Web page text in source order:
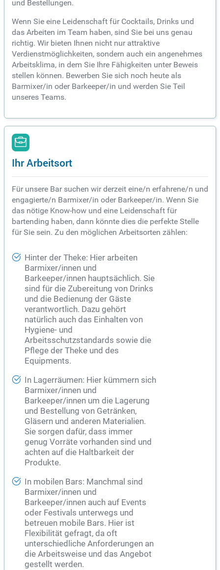
und Bestellungen.
Wenn Sie eine Leidenschaft für Cocktails, Drinks und
das Arbeiten im Team haben, sind Sie bei uns genau
richtig. Wir bieten Ihnen nicht nur attraktive
Verdienstmöglichkeiten, sondern auch ein angenehmes
Arbeitsklima, in dem Sie Ihre Fähigkeiten unter Beweis
stellen können. Bewerben Sie sich noch heute als
Barmixer/in oder Barkeeper/in und werden Sie Teil
unseres Teams.
Ihr Arbeitsort
Für unsere Bar suchen wir derzeit eine/n erfahrene/n und
engagierte/n Barmixer/in oder Barkeeper/in. Wenn Sie
das nötige Know-how und eine Leidenschaft für
bartending haben, dann könnte dies die perfekte Stelle
für Sie sein. Zu den möglichen Arbeitsorten zählen:
Hinter der Theke: Hier arbeiten
Barmixer/innen und
Barkeeper/innen hauptsächlich. Sie
sind für die Zubereitung von Drinks
und die Bedienung der Gäste
verantwortlich. Dazu gehört
natürlich auch das Einhalten von
Hygiene- und
Arbeitsschutzstandards sowie die
Pflege der Theke und des
Equipments.
In Lagerräumen: Hier kümmern sich
Barmixer/innen und
Barkeeper/innen um die Lagerung
und Bestellung von Getränken,
Gläsern und anderen Materialien.
Sie sorgen dafür, dass immer
genug Vorräte vorhanden sind und
achten auf die Haltbarkeit der
Produkte.
In mobilen Bars: Manchmal sind
Barmixer/innen und
Barkeeper/innen auch auf Events
oder Festivals unterwegs und
betreuen mobile Bars. Hier ist
Flexibilität gefragt, da oft
unterschiedliche Anforderungen an
die Arbeitsweise und das Angebot
gestellt werden.